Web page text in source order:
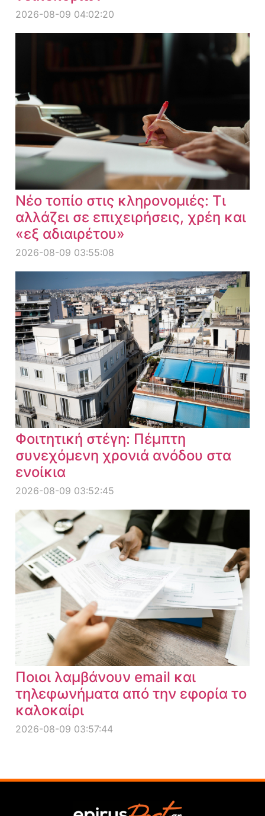
2026-08-09 04:02:20
Νέο τοπίο στις κληρονομιές: Τι
αλλάζει σε επιχειρήσεις, χρέη και
«εξ αδιαιρέτου»
2026-08-09 03:55:08
Φοιτητική στέγη: Πέμπτη
συνεχόμενη χρονιά ανόδου στα
ενοίκια
2026-08-09 03:52:45
Ποιοι λαμβάνουν email και
τηλεφωνήματα από την εφορία το
καλοκαίρι
2026-08-09 03:57:44